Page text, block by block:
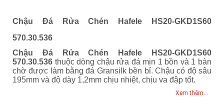
Chậu Đá Rửa Chén Hafele HS20-GKD1S60
570.30.536
Chậu Đá Rửa Chén Hafele HS20-GKD1S60
570.30.536 thuộc dòng chậu rửa đá mịn 1 bồn và 1 bàn
chờ được làm bằng đá Gransilk bền bỉ. Chậu có độ sâu
195mm và độ dày 1,2mm chịu nhiệt, chịu va đập tốt.
Xem thêm...